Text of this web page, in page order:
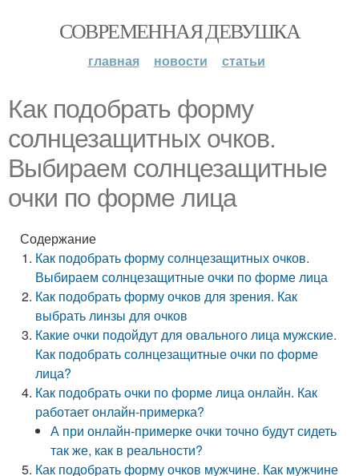
СОВРЕМЕННАЯ ДЕВУШКА
главная новости статьи
Как подобрать форму
солнцезащитных очков.
Выбираем солнцезащитные
очки по форме лица
Содержание
Как подобрать форму солнцезащитных очков.
Выбираем солнцезащитные очки по форме лица
Как подобрать форму очков для зрения. Как
выбрать линзы для очков
Какие очки подойдут для овального лица мужские.
Как подобрать солнцезащитные очки по форме
лица?
Как подобрать очки по форме лица онлайн. Как
работает онлайн-примерка?
А при онлайн-примерке очки точно будут сидеть
так же, как в реальности?
Как подобрать форму очков мужчине. Как мужчине